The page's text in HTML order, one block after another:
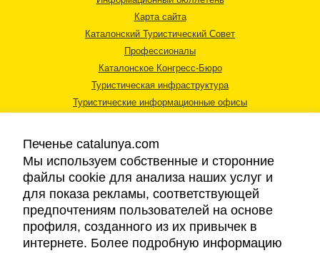
Карта сайта
Каталонский Туристический Совет
Профессионалы
Каталонское Конгресс-Бюро
Туристическая инфраструктура
Туристические информационные офисы
Правовая информация
Cookies
Печенье catalunya.com
Мы используем собственные и сторонние
файлы cookie для анализа наших услуг и
для показа рекламы, соответствующей
предпочтениям пользователей на основе
профиля, созданного из их привычек в
интернете. Более подробную информацию